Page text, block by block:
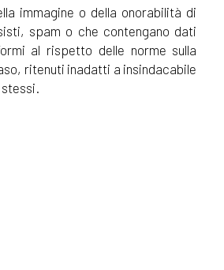
immagine o della onorabilità di
spam o che contengano dati
al rispetto delle norme sulla
ritenuti inadatti a insindacabile